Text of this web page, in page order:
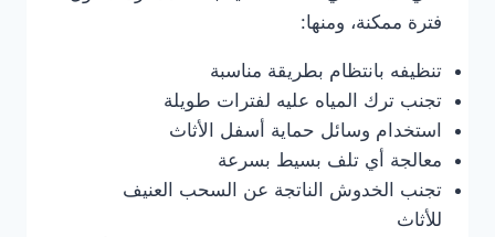
فترة ممكنة، ومنها:
تنظيفه بانتظام بطريقة مناسبة
تجنب ترك المياه عليه لفترات طويلة
استخدام وسائل حماية أسفل الأثاث
معالجة أي تلف بسيط بسرعة
تجنب الخدوش الناتجة عن السحب العنيف
للأثاث